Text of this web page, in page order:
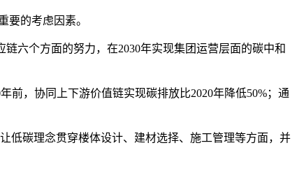
要的考虑因素。
六个方面的努力，在2030年实现集团运营层面的碳中和
前，协同上下游价值链实现碳排放比2020年降低50%；通
低碳理念贯穿楼体设计、建材选择、施工管理等方面，并